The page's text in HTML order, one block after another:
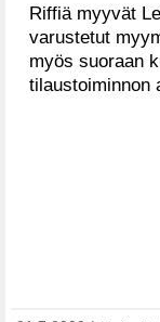
Riffiä myyvät
varustetut
myös suoraan
tilaustoiminnon